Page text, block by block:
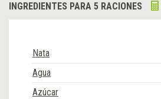
INGREDIENTES PARA 5 RACIONES
Nata
Agua
Azúcar